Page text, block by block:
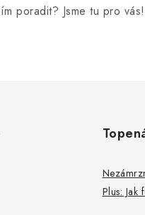
poradit? Jsme tu pro vás!
Plus: Jak